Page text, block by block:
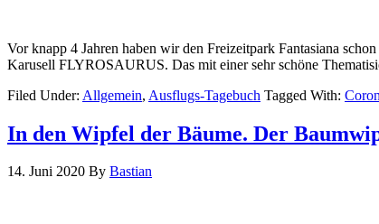
Vor knapp 4 Jahren haben wir den Freizeitpark Fantasiana
Karusell FLYROSAURUS. Das mit einer sehr schöne
Filed Under: Allgemein, Ausflugs-Tagebuch Tagged With:
In den Wipfel der Bäume. Der
14. Juni 2020 By Bastian